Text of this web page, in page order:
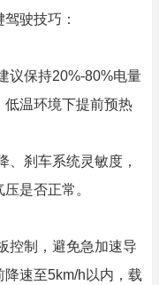
驶技巧：
议保持20%-80%电量
低温环境下提前预热
、刹车系统灵敏度，
是否正常。
控制，避免急加速导
速至5km/h以内，载